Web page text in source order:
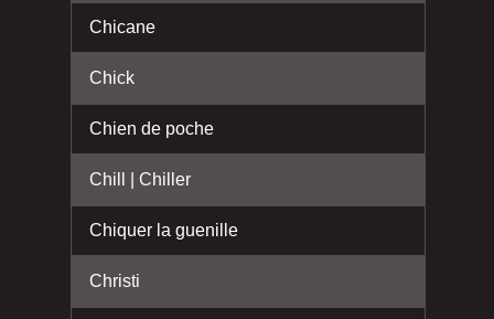
Chicane
Chick
Chien de poche
Chill | Chiller
Chiquer la guenille
Christi